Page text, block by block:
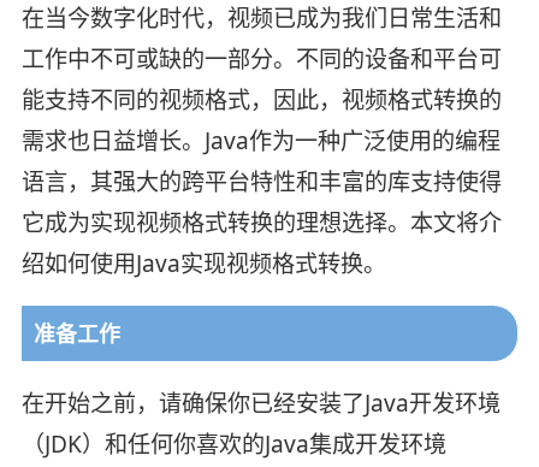
在当今数字化时代，视频已成为我们日常生活和
工作中不可或缺的一部分。不同的设备和平台可
能支持不同的视频格式，因此，视频格式转换的
需求也日益增长。Java作为一种广泛使用的编程
语言，其强大的跨平台特性和丰富的库支持使得
它成为实现视频格式转换的理想选择。本文将介
绍如何使用Java实现视频格式转换。
准备工作
在开始之前，请确保你已经安装了Java开发环境
（JDK）和任何你喜欢的Java集成开发环境